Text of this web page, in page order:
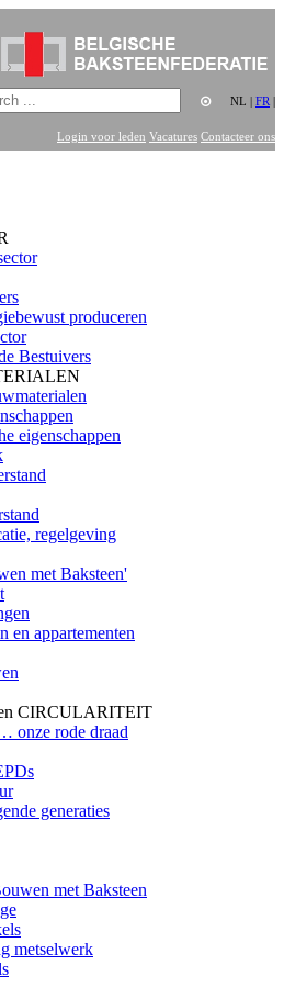
NL | FR |
Login voor leden Vacatures Contacteer ons
produceren
Bestuivers
eigenschappen
regelgeving
met Baksteen'
en appartementen
CIRCULARITEIT
onze rode draad
generaties
met Baksteen
metselwerk